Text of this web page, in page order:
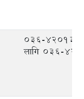
036-420133
लागि 036-